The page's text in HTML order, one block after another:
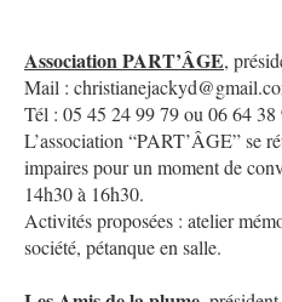
Association PART’ÂGE,
Mail :
Tél : 05 45 24 99 79 ou 06 64 38
L’association “PART’ÂGE” se
impaires pour un moment de
14h30 à 16h30.
Activités proposées : atelier
société, pétanque en salle.